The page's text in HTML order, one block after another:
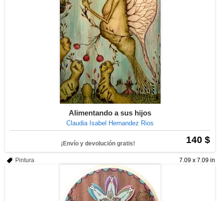
Alimentando a sus hijos
Claudia Isabel Hernandez Rios
140 $
¡Envío y devolución gratis!
7.09 x 7.09 in
Pintura